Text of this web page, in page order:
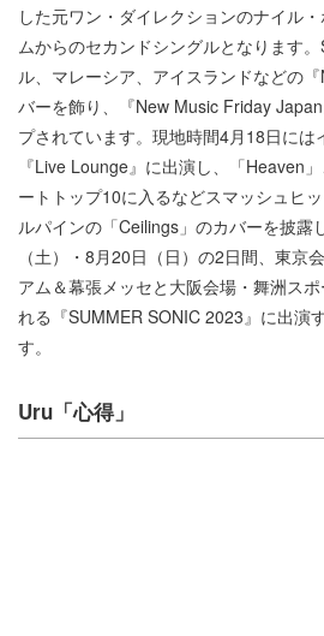
した元ワン・ダイレクションのナイル
ムからのセカンドシングルとなります
ル、マレーシア、アイスランドなどの
バーを飾り、『New Music Friday
プされています。現地時間4月18日には
『Live Lounge』に出演し、「Heaven
ートトップ10に入るなどスマッシュヒ
ルパインの「Ceilings」のカバーを披露
（土）・8月20日（日）の2日間、東京
アム＆幕張メッセと大阪会場・舞洲ス
れる『SUMMER SONIC 2023』に出演
す。
Uru「心得」